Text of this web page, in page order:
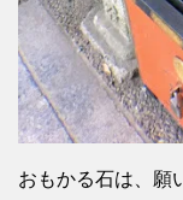
おもかる石は、願